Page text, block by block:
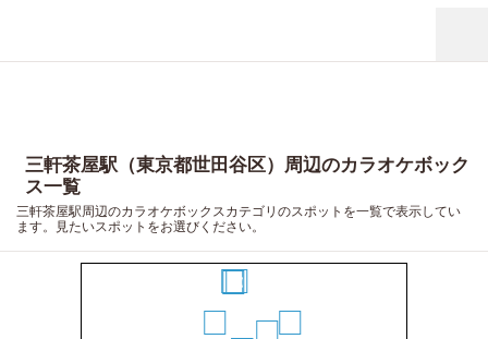
三軒茶屋駅（東京都世田谷区）周辺のカラオケボック
ス一覧
三軒茶屋駅周辺のカラオケボックスカテゴリのスポットを一覧で表示してい
ます。見たいスポットをお選びください。
10